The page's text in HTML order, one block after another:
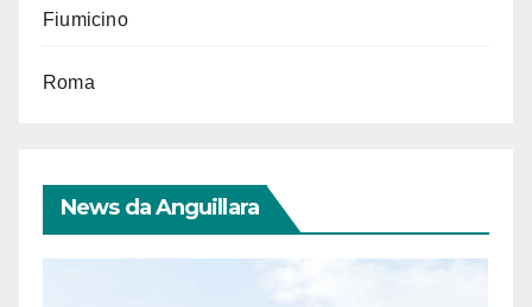
Fiumicino
Roma
News da Anguillara